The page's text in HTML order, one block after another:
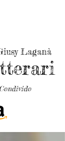
Laganà